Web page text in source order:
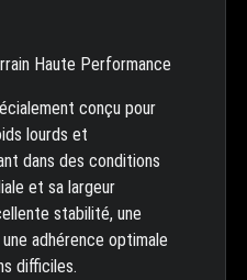
Haute Performance
conçu pour
lourds et
dans des conditions
et sa largeur
stabilité, une
adhérence optimale
difficiles.